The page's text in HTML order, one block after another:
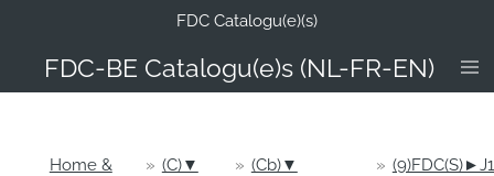
de
FDC-BE Catalogu(e)s (NL-FR-EN)
FDC Catalogu(e)(s)
Home &
» (C)▼
» (Cb)▼
»